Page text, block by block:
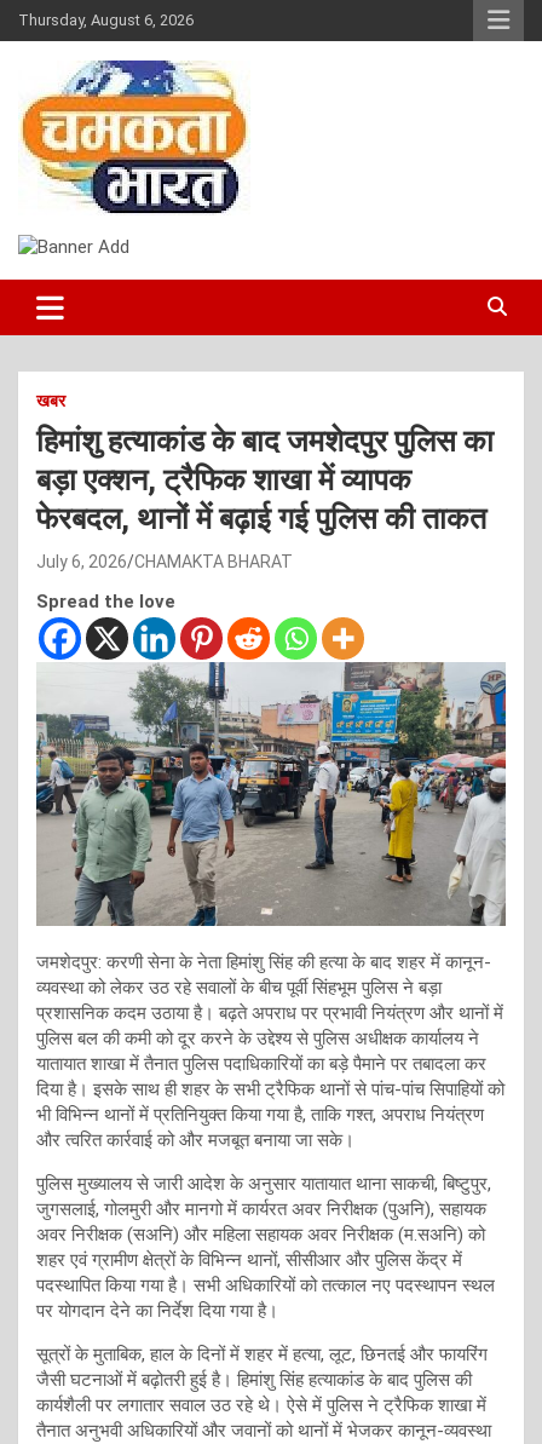
Skip
to
Thursday, August 6, 2026
CHAMAKTA BHARAT
खबर
हिमांशु हत्याकांड के बाद जमशेदपुर पुलिस का
बड़ा एक्शन, ट्रैफिक शाखा में व्यापक
फेरबदल, थानों में बढ़ाई गई पुलिस की ताकत
July 6, 2026 CHAMAKTA BHARAT
Spread the love
जमशेदपुर: करणी सेना के नेता हिमांशु सिंह की हत्या के बाद शहर में कानून-
व्यवस्था को लेकर उठ रहे सवालों के बीच पूर्वी सिंहभूम पुलिस ने बड़ा
प्रशासनिक कदम उठाया है। बढ़ते अपराध पर प्रभावी नियंत्रण और थानों में
पुलिस बल की कमी को दूर करने के उद्देश्य से पुलिस अधीक्षक कार्यालय ने
यातायात शाखा में तैनात पुलिस पदाधिकारियों का बड़े पैमाने पर तबादला कर
दिया है। इसके साथ ही शहर के सभी ट्रैफिक थानों से पांच-पांच सिपाहियों को
भी विभिन्न थानों में प्रतिनियुक्त किया गया है, ताकि गश्त, अपराध नियंत्रण
और त्वरित कार्रवाई को और मजबूत बनाया जा सके।
पुलिस मुख्यालय से जारी आदेश के अनुसार यातायात थाना साकची, बिष्टुपुर,
जुगसलाई, गोलमुरी और मानगो में कार्यरत अवर निरीक्षक (पुअनि), सहायक
अवर निरीक्षक (सअनि) और महिला सहायक अवर निरीक्षक (म.सअनि) को
शहर एवं ग्रामीण क्षेत्रों के विभिन्न थानों, सीसीआर और पुलिस केंद्र में
पदस्थापित किया गया है। सभी अधिकारियों को तत्काल नए पदस्थापन स्थल
पर योगदान देने का निर्देश दिया गया है।
सूत्रों के मुताबिक, हाल के दिनों में शहर में हत्या, लूट, छिनतई और फायरिंग
जैसी घटनाओं में बढ़ोतरी हुई है। हिमांशु सिंह हत्याकांड के बाद पुलिस की
कार्यशैली पर लगातार सवाल उठ रहे थे। ऐसे में पुलिस ने ट्रैफिक शाखा में
तैनात अनुभवी अधिकारियों और जवानों को थानों में भेजकर कानून-व्यवस्था